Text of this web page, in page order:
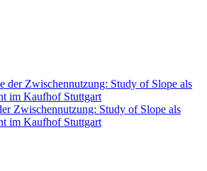
Zwischennutzung: Study of Slope als
im Kaufhof Stuttgart